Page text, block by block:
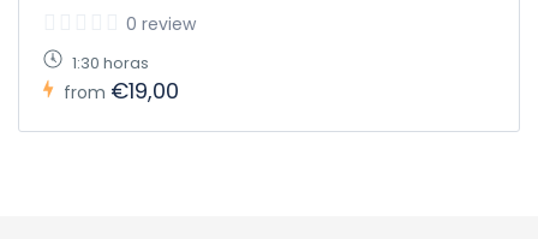
0 review
1:30 horas
from €19,00